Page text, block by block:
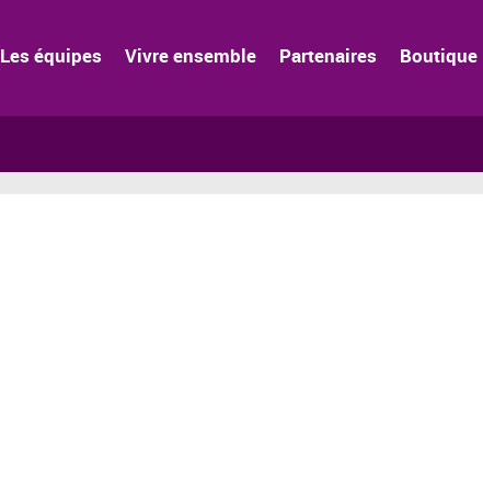
Les équipes Vivre ensemble Partenaires Boutique